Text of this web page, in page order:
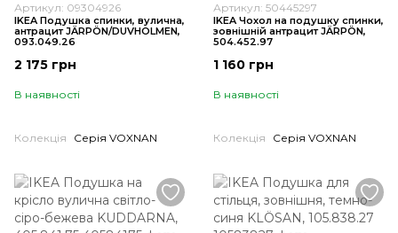
Артикул: 09304926
IKEA Подушка спинки, вулична,
антрацит JÄRPÖN/DUVHOLMEN,
093.049.26
2 175 грн
В наявності
Колекція Серія VOXNAN
Артикул: 50445297
IKEA Чохол на подушку спинки,
зовнішній антрацит JÄRPÖN,
504.452.97
1 160 грн
В наявності
Колекція Серія VOXNAN